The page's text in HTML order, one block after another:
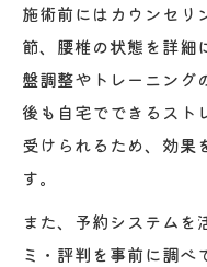
紹介
整体施術の
ント
骨盤の安定
法
施術前にはカウンセリ
節、腰椎の状態を詳細
盤調整やトレーニング
後も自宅でできるスト
受けられるため、効果
す。
また、予約システムを
ミ・評判を事前に調べ